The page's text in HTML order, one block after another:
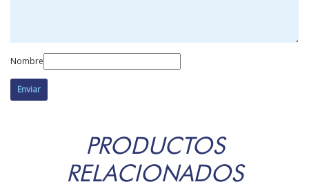
Nombre
PRODUCTOS
RELACIONADOS